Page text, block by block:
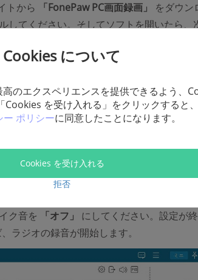
トから 「FonePaw PC画面録画」
をダウン
してください。そしてソフトを開いたら、
ーダー」をクリックして、音声の操作画
から、システム音を
ク音を
「オフ」
にしてください。設定が
ラジオの録音が開始します。
Cookies について
のエクスペリエンスを提供できるよう、
Cookies を受け入れる」をクリックすると
ー ポリシーに同意したことになります。
Cookies を受け入れる
拒否